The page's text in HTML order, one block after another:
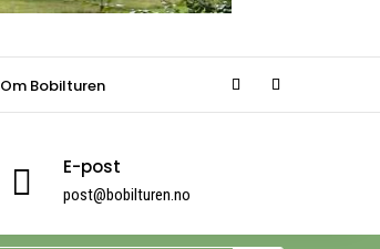
Om Bobilturen
 E-post
post@bobilturen.no